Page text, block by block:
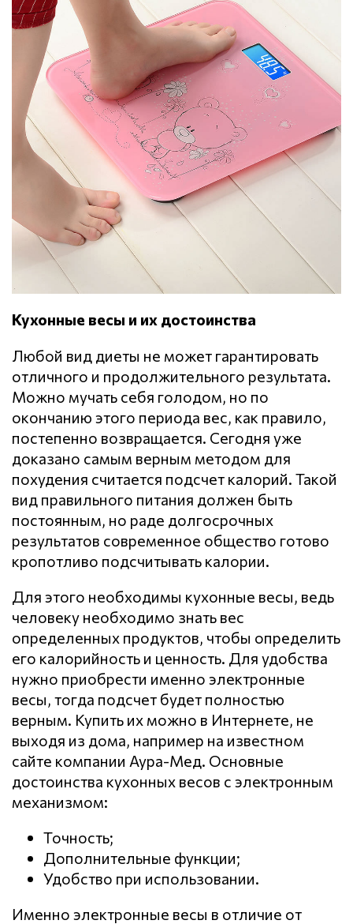
Кухонные весы и их достоинства
Любой вид диеты не может гарантировать
отличного и продолжительного результата.
Можно мучать себя голодом, но по
окончанию этого периода вес, как правило,
постепенно возвращается. Сегодня уже
доказано самым верным методом для
похудения считается подсчет калорий. Такой
вид правильного питания должен быть
постоянным, но раде долгосрочных
результатов современное общество готово
кропотливо подсчитывать калории.
Для этого необходимы кухонные весы, ведь
человеку необходимо знать вес
определенных продуктов, чтобы определить
его калорийность и ценность. Для удобства
нужно приобрести именно электронные
весы, тогда подсчет будет полностью
верным. Купить их можно в Интернете, не
выходя из дома, например на известном
сайте компании Аура-Мед. Основные
достоинства кухонных весов с электронным
механизмом:
Точность;
Дополнительные функции;
Удобство при использовании.
Именно электронные весы в отличие от